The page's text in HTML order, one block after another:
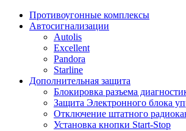
Противоугонные комплексы
Автосигнализации
Autolis
Excellent
Pandora
Starline
Дополнительная защита
Блокировка разъема
Защита Электронного блока
Отключение штатного
Установка кнопки Start-Stop